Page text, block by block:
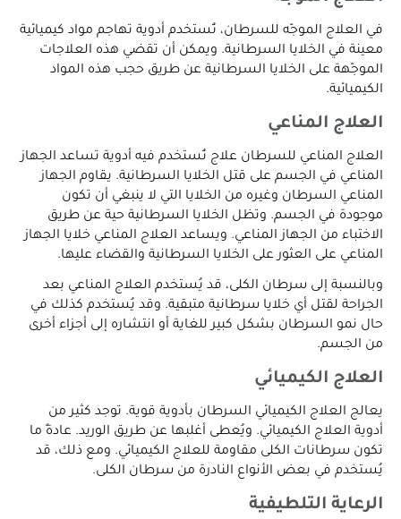
في العلاج الموجّه للسرطان، تُستخدم أدوية تهاجم مواد كيميائية
معينة في الخلايا السرطانية. ويمكن أن تقضي هذه العلاجات
الموجّهة على الخلايا السرطانية عن طريق حجب هذه المواد
الكيميائية.
العلاج المناعي
العلاج المناعي للسرطان علاج تُستخدم فيه أدوية تساعد الجهاز
المناعي في الجسم على قتل الخلايا السرطانية. يقاوم الجهاز
المناعي السرطان وغيره من الخلايا التي لا ينبغي أن تكون
موجودة في الجسم. وتظل الخلايا السرطانية حية عن طريق
الاختباء من الجهاز المناعي. ويساعد العلاج المناعي خلايا الجهاز
المناعي على العثور على الخلايا السرطانية والقضاء عليها.
وبالنسبة إلى سرطان الكلى، قد يُستخدم العلاج المناعي بعد
الجراحة لقتل أي خلايا سرطانية متبقية. وقد يُستخدم كذلك في
حال نمو السرطان بشكل كبير للغاية أو انتشاره إلى أجزاء أخرى
من الجسم.
العلاج الكيميائي
يعالج العلاج الكيميائي السرطان بأدوية قوية. توجد كثير من
أدوية العلاج الكيميائي. ويُعطى أغلبها عن طريق الوريد. عادةً ما
تكون سرطانات الكلى مقاومة للعلاج الكيميائي. ومع ذلك، قد
يُستخدم في بعض الأنواع النادرة من سرطان الكلى.
الرعاية التلطيفية